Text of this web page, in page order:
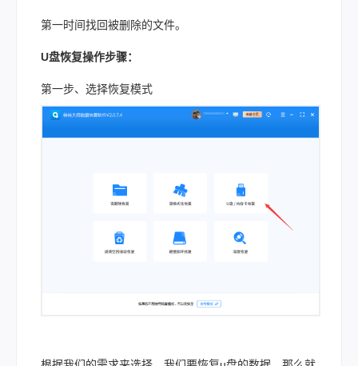
第一时间找回被删除的文件。
U盘恢复操作步骤：
第一步、选择恢复模式